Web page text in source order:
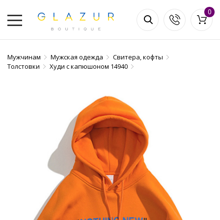
0
Мужчинам Мужская одежда
Свитера, кофты
Толстовки
Худи с капюшоном 14940